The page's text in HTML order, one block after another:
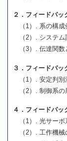
２．フィードバッ
（1）. 系の構成
（2）. システム
（3）. 伝達関数
３．フィードバ
（1）. 安定判別
（2）. 制御系の
４．フィードバッ
（1）. 光サーボ
（2）. 工作機械